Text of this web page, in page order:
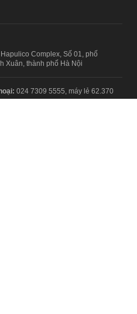
Complex, Số 01, phố
Xuân, thành phố Hà Nội
024 7309 5555, máy lẻ 62.370